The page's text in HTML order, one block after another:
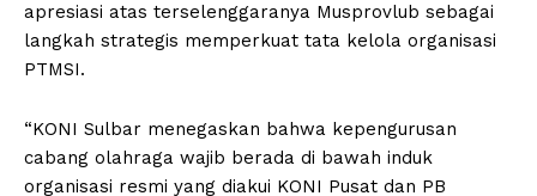
apresiasi atas terselenggaranya Musprovlub sebagai
langkah strategis memperkuat tata kelola organisasi
PTMSI.
“KONI Sulbar menegaskan bahwa kepengurusan
cabang olahraga wajib berada di bawah induk
organisasi resmi yang diakui KONI Pusat dan PB